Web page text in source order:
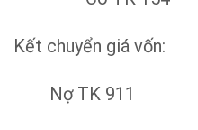
Kết chuyển giá vốn:
Nợ TK 911